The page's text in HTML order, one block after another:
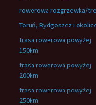
rowerowa rozgrzewka/
Toruń, Bydgoszcz i
trasa rowerowa powyżej
150km
trasa rowerowa powyżej
200km
trasa rowerowa powyżej
250km